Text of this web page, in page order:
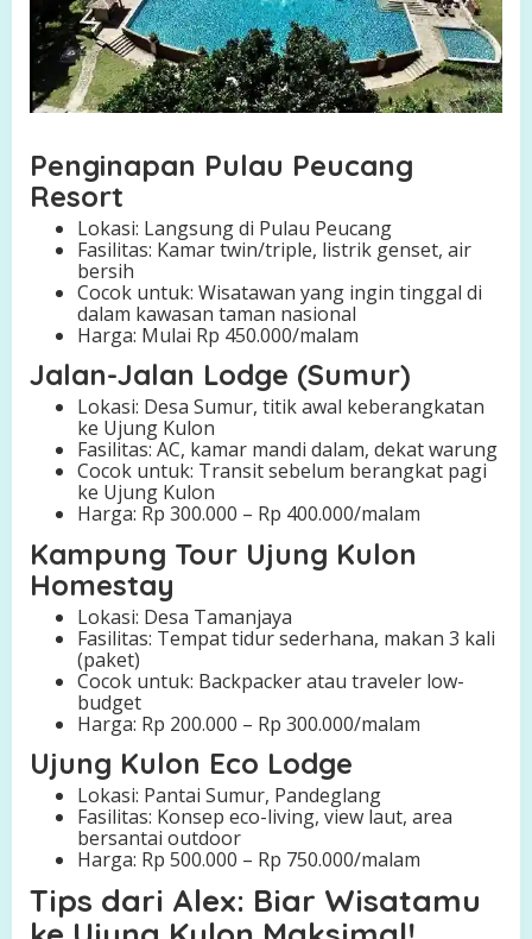
Penginapan Pulau Peucang
Resort
Lokasi: Langsung di Pulau Peucang
Fasilitas: Kamar twin/triple, listrik genset, air
bersih
Cocok untuk: Wisatawan yang ingin tinggal di
dalam kawasan taman nasional
Harga: Mulai Rp 450.000/malam
Jalan-Jalan Lodge (Sumur)
Lokasi: Desa Sumur, titik awal keberangkatan
ke Ujung Kulon
Fasilitas: AC, kamar mandi dalam, dekat warung
Cocok untuk: Transit sebelum berangkat pagi
ke Ujung Kulon
Harga: Rp 300.000 – Rp 400.000/malam
Kampung Tour Ujung Kulon
Homestay
Lokasi: Desa Tamanjaya
Fasilitas: Tempat tidur sederhana, makan 3 kali
(paket)
Cocok untuk: Backpacker atau traveler low-
budget
Harga: Rp 200.000 – Rp 300.000/malam
Ujung Kulon Eco Lodge
Lokasi: Pantai Sumur, Pandeglang
Fasilitas: Konsep eco-living, view laut, area
bersantai outdoor
Harga: Rp 500.000 – Rp 750.000/malam
Tips dari Alex: Biar Wisatamu